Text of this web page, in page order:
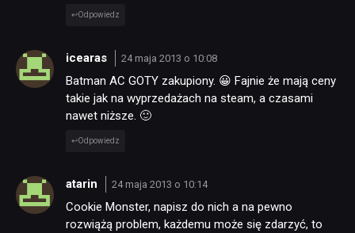
Odpowiedz
icearas 24 maja 2013 o 10:08
Batman AC GOTY zakupiony. 😀 Fajnie że mają ceny
takie jak na wyprzedażach na steam, a czasami
nawet niższe. 🙂
Odpowiedz
atarin 24 maja 2013 o 10:14
Cookie Monster, napisz do nich a na pewno
rozwiążą problem, każdemu może się zdarzyć, to